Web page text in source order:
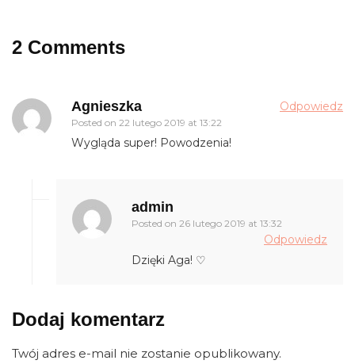
2 Comments
Agnieszka
Posted on 22 lutego 2019 at 13:22
Odpowiedz
Wygląda super! Powodzenia!
admin
Posted on 26 lutego 2019 at 13:32
Odpowiedz
Dzięki Aga! ♡
Dodaj komentarz
Twój adres e-mail nie zostanie opublikowany.